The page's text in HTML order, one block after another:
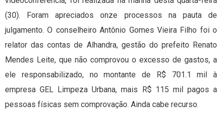
(30). Foram apreciados onze processos na pauta de
julgamento. O conselheiro Antônio Gomes Vieira Filho foi o
relator das contas de Alhandra, gestão do prefeito Renato
Mendes Leite, que não comprovou o excesso de gastos, a
ele responsabilizado, no montante de R$ 701.1 mil à
empresa GEL Limpeza Urbana, mais R$ 115 mil pagos a
pessoas físicas sem comprovação. Ainda cabe recurso.